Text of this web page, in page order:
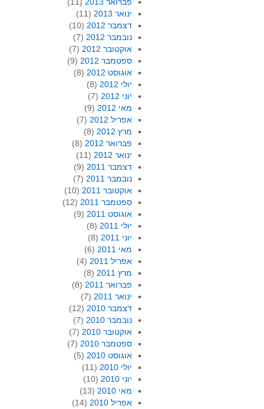
ינואר 2013
(11)
דצמבר 2012
(10)
נובמבר 2012
(7)
אוקטובר 2012
(7)
ספטמבר 2012
(9)
אוגוסט 2012
(8)
יולי 2012
(8)
יוני 2012
(7)
מאי 2012
(9)
אפריל 2012
(7)
מרץ 2012
(8)
פברואר 2012
(8)
ינואר 2012
(11)
דצמבר 2011
(9)
נובמבר 2011
(7)
אוקטובר 2011
(10)
ספטמבר 2011
(12)
אוגוסט 2011
(9)
יולי 2011
(8)
יוני 2011
(8)
מאי 2011
(6)
אפריל 2011
(4)
מרץ 2011
(8)
פברואר 2011
(8)
ינואר 2011
(7)
דצמבר 2010
(12)
נובמבר 2010
(7)
אוקטובר 2010
(7)
ספטמבר 2010
(7)
אוגוסט 2010
(5)
יולי 2010
(11)
יוני 2010
(10)
מאי 2010
(13)
אפריל 2010
(14)